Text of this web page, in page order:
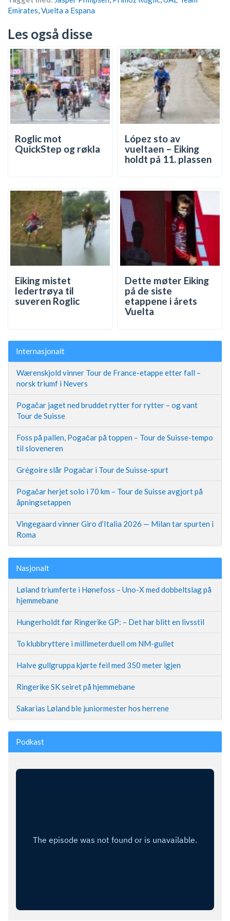
Emirates Vuelta a Espana
Les også disse
Roglic mot
QuickStep og røkla
López sto av
vueltaen – Eiking
holdt på 11. plassen
Eiking mistet
ledertrøya til
suveren Roglic
Dette møter Eiking
på de siste
etappene i årets
Vuelta
Internasjonalt
Wærenskjold vinner Tour de France-etappe etter fall –
norsk triumf i Nevers
Pogačar jaget ned bruddet rytter for rytter – og vant
Tour de Suisse
Foss på pallen, Pogačar på toppen – Tour de Suisse-tempo
til sloveneren
Grégoire slår Pogačar i Tour de Suisse-spurt
Pogačar herjet solo i 70 km – Tour de Suisse avgjort på
åpningsetappen
Vingegaard vinner Giro d’Italia 2026 — Milan tar spurten i
Roma
Nasjonalt
Løland triumferte i Hønefoss – Uno-X med dobbeltslag på
hjemmebane
Hungerholdt før Ringerike GP: – Det har blitt en livsstil
To klubbryttere i millimeterduell om NM-gullet
Halve gullgruppa kjørte feil med 350 meter igjen
Ringerike SK seiret på hjemmebane
Sakarias Løland ble juniormester hos herrene
Podkast